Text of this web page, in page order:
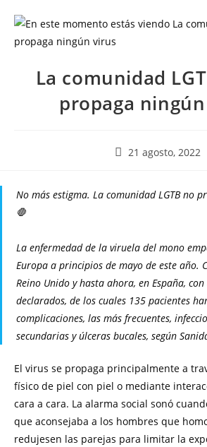
La comunidad
propaga
21 agosto, 2022
No más estigma. La comunidad LGTB no
🛑
La enfermedad de la viruela del mono
Europa a principios de mayo de este año.
Reino Unido y hasta ahora, en España,
declarados, de los cuales 135 pacientes
complicaciones, las más frecuentes,
secundarias y úlceras bucales, según
El virus se propaga principalmente a
físico de piel con piel o mediante
cara a cara. La alarma social sonó
que aconsejaba a los hombres que
redujesen las parejas para limitar la